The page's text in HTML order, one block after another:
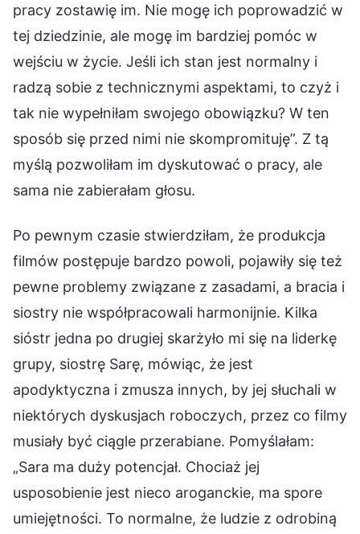
pracy zostawię im. Nie mogę ich poprowadzić w
tej dziedzinie, ale mogę im bardziej pomóc w
wejściu w życie. Jeśli ich stan jest normalny i
radzą sobie z technicznymi aspektami, to czyż i
tak nie wypełniłam swojego obowiązku? W ten
sposób się przed nimi nie skompromituję”. Z tą
myślą pozwoliłam im dyskutować o pracy, ale
sama nie zabierałam głosu.
Po pewnym czasie stwierdziłam, że produkcja
filmów postępuje bardzo powoli, pojawiły się też
pewne problemy związane z zasadami, a bracia i
siostry nie współpracowali harmonijnie. Kilka
sióstr jedna po drugiej skarżyło mi się na liderkę
grupy, siostrę Sarę, mówiąc, że jest
apodyktyczna i zmusza innych, by jej słuchali w
niektórych dyskusjach roboczych, przez co filmy
musiały być ciągle przerabiane. Pomyślałam:
„Sara ma duży potencjał. Chociaż jej
usposobienie jest nieco aroganckie, ma spore
umiejętności. To normalne, że ludzie z odrobiną